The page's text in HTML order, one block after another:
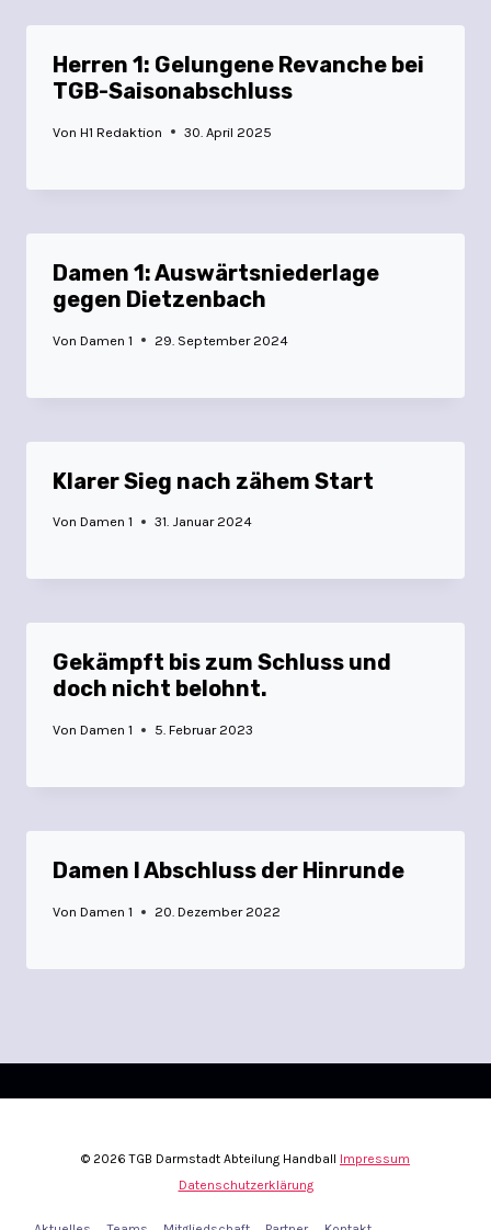
Herren 1: Gelungene Revanche bei
TGB-Saisonabschluss
Von H1 Redaktion 30. April 2025
Damen 1: Auswärtsniederlage
gegen Dietzenbach
Von Damen 1 29. September 2024
Klarer Sieg nach zähem Start
Von Damen 1 31. Januar 2024
Gekämpft bis zum Schluss und
doch nicht belohnt.
Von Damen 1 5. Februar 2023
Damen I Abschluss der Hinrunde
Von Damen 1 20. Dezember 2022
© 2026 TGB Darmstadt Abteilung Handball Impressum
Datenschutzerklärung